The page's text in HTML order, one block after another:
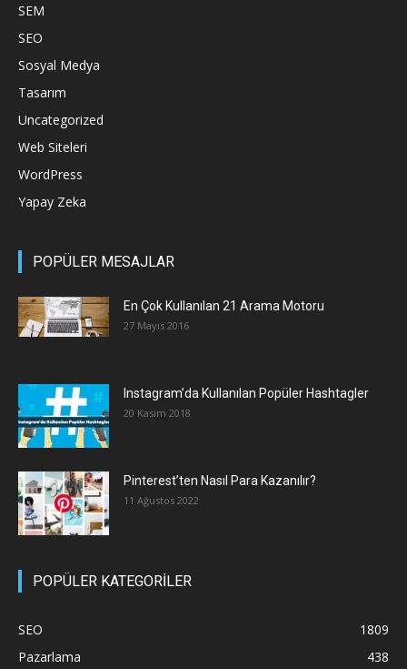
SEM
SEO
Sosyal Medya
Tasarım
Uncategorized
Web Siteleri
WordPress
Yapay Zeka
POPÜLER MESAJLAR
En Çok Kullanılan 21 Arama Motoru
27 Mayıs 2016
Instagram’da Kullanılan Popüler Hashtagler
20 Kasım 2018
Pinterest’ten Nasıl Para Kazanılır?
11 Ağustos 2022
POPÜLER KATEGORİLER
SEO
1809
Pazarlama
438